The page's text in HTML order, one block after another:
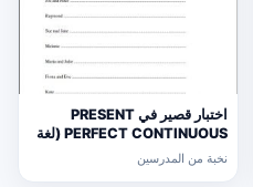
اختبار قصير في PRESENT
PERFECT CONTINUOUS (لغة
انجليزية) حلقة ثانية
نخبة من المدرسين